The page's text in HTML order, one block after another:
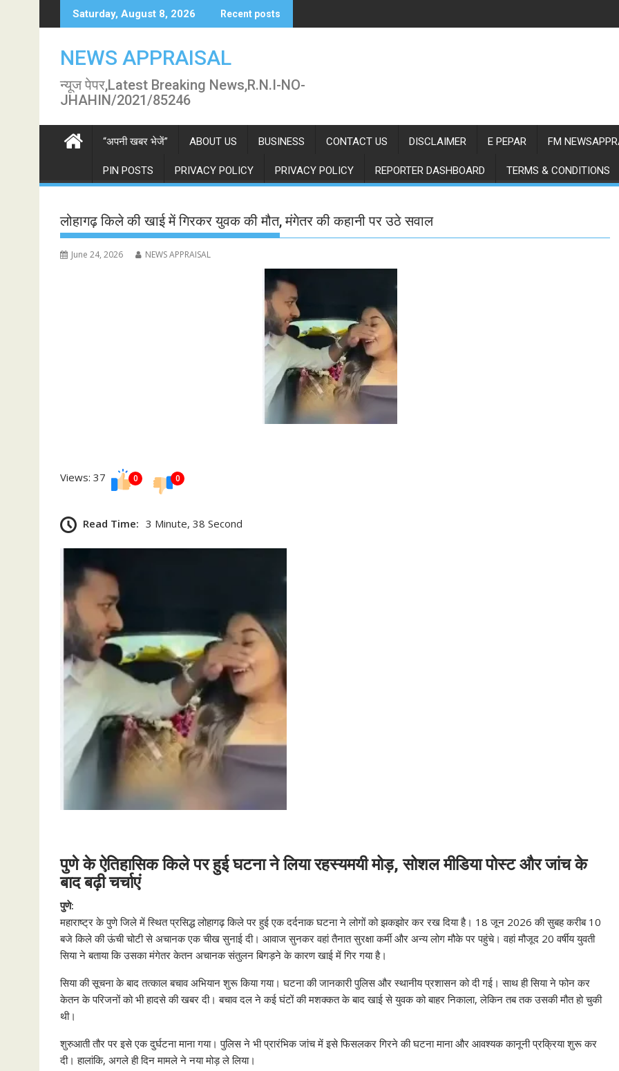
to
Saturday, August 8, 2026 Recent posts
NEWS APPRAISAL
न्यूज पेपर,Latest Breaking News,R.N.I-NO-
JHAHIN/2021/85246
“अपनी खबर भेजें” ABOUT US BUSINESS CONTACT US DISCLAIMER E PEPAR FM
PIN POSTS PRIVACY POLICY PRIVACY POLICY REPORTER DASHBOARD TERMS & CONDITIONS
लोहागढ़ किले की खाई में गिरकर युवक की मौत, मंगेतर की कहानी पर उठे सवाल
June 24, 2026 NEWS APPRAISAL
Views: 37 0 0
Read Time: 3 Minute, 38 Second
पुणे के ऐतिहासिक किले पर हुई घटना ने लिया रहस्यमयी मोड़, सोशल मीडिया पोस्ट और जांच के
बाद बढ़ी चर्चाएं
पुणे:
महाराष्ट्र के पुणे जिले में स्थित प्रसिद्ध लोहागढ़ किले पर हुई एक दर्दनाक घटना ने लोगों को झकझोर कर रख दिया है। 18 जून 2026 की सुबह करीब 10
बजे किले की ऊंची चोटी से अचानक एक चीख सुनाई दी। आवाज सुनकर वहां तैनात सुरक्षा कर्मी और अन्य लोग मौके पर पहुंचे। वहां मौजूद 20 वर्षीय युवती
सिया ने बताया कि उसका मंगेतर केतन अचानक संतुलन बिगड़ने के कारण खाई में गिर गया है।
सिया की सूचना के बाद तत्काल बचाव अभियान शुरू किया गया। घटना की जानकारी पुलिस और स्थानीय प्रशासन को दी गई। साथ ही सिया ने फोन कर
केतन के परिजनों को भी हादसे की खबर दी। बचाव दल ने कई घंटों की मशक्कत के बाद खाई से युवक को बाहर निकाला, लेकिन तब तक उसकी मौत हो चुकी
थी।
शुरुआती तौर पर इसे एक दुर्घटना माना गया। पुलिस ने भी प्रारंभिक जांच में इसे फिसलकर गिरने की घटना माना और आवश्यक कानूनी प्रक्रिया शुरू कर
दी। हालांकि, अगले ही दिन मामले ने नया मोड़ ले लिया।